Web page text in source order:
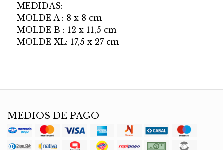
MEDIDAS:
MOLDE A : 8 x 8 cm
MOLDE B : 12 x 11,5 cm
MOLDE XL: 17,5 x 27 cm
MEDIOS DE PAGO